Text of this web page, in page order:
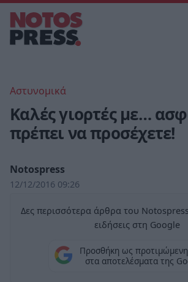
Αστυνομικά
Καλές γιορτές με…
πρέπει να προσέχετε!
Notospress
12/12/2016 09:26
Δες περισσότερα άρθρα του
ειδήσεις στη Google
Προσθήκη ως
στα αποτελέσματα της